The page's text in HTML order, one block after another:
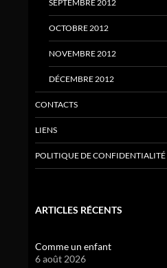
SEPTEMBRE 2012
OCTOBRE 2012
NOVEMBRE 2012
DÉCEMBRE 2012
CONTACTS
LIENS
POLITIQUE DE CONFIDENTIALITÉ
ARTICLES RÉCENTS
Comme un enfant
6 août 2026